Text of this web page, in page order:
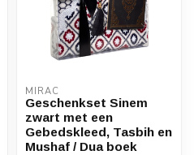
MIRAC
Geschenkset Sinem
zwart met een
Gebedskleed, Tasbih en
Mushaf / Dua boek